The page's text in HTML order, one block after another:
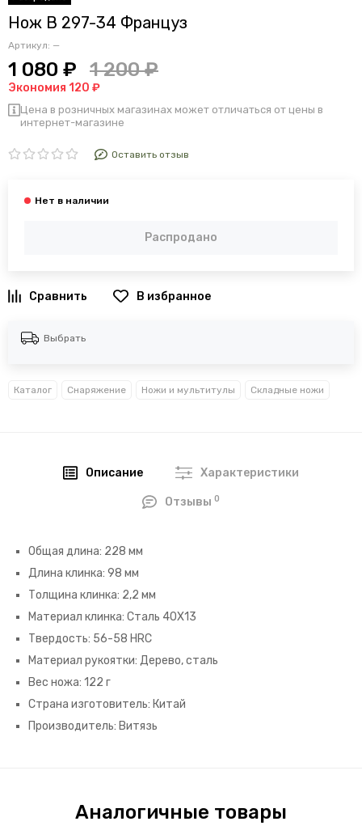
Нож B 297-34 Француз
Артикул: —
1 080 ₽ 1 200 ₽
Экономия 120 ₽
Цена в розничных магазинах может отличаться от цены в
интернет-магазине
Оставить отзыв
Распродано
В избранное
Выбрать
Каталог Снаряжение Ножи и мультитулы Складные ножи
Описание Характеристики
Отзывы0
Общая длина: 228 мм
Длина клинка: 98 мм
Толщина клинка: 2,2 мм
Материал клинка: Сталь 40X13
Твердость: 56-58 HRC
Материал рукоятки: Дерево, сталь
Вес ножа: 122 г
Страна изготовитель: Китай
Производитель: Витязь
Аналогичные товары